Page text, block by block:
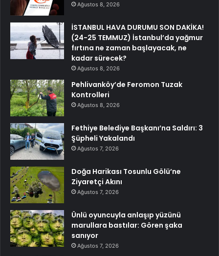
Ağustos 8, 2026
İSTANBUL HAVA DURUMU SON DAKİKA!
(24-25 TEMMUZ) İstanbul’da yağmur
fırtına ne zaman başlayacak, ne
kadar sürecek?
Ağustos 8, 2026
Pehlivanköy’de Feromon Tuzak
Kontrolleri
Ağustos 8, 2026
Fethiye Belediye Başkanı’na Saldırı: 3
Şüpheli Yakalandı
Ağustos 7, 2026
Doğa Harikası Tosunlu Gölü’ne
Ziyaretçi Akını
Ağustos 7, 2026
Ünlü oyuncuyla anlaşıp yüzünü
marullara bastılar: Gören şaka
sanıyor
Ağustos 7, 2026